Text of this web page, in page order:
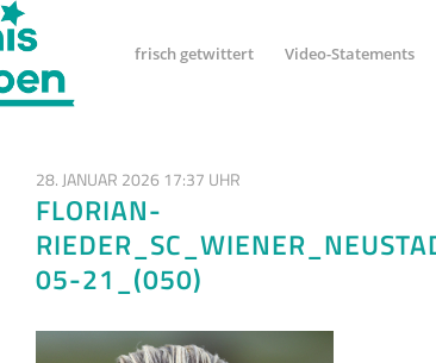
frisch getwittert Video-Statements
28. JANUAR 2026 17:37 UHR
FLORIAN-
05-21_(050)